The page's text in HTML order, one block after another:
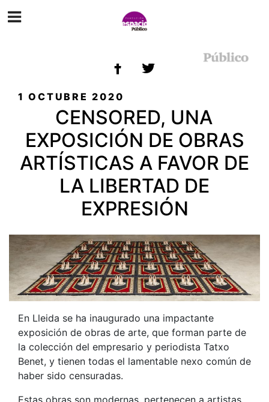
PUBLICADO
1 OCTUBRE 2020
CENSORED, UNA
EXPOSICIÓN DE OBRAS
ARTÍSTICAS A FAVOR DE
LA LIBERTAD DE
EXPRESIÓN
En Lleida se ha inaugurado una impactante
exposición de obras de arte, que forman parte de
la colección del empresario y periodista Tatxo
Benet, y tienen todas el lamentable nexo común de
haber sido censuradas.